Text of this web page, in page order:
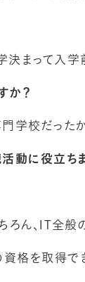
まって入学
か？
学校だった
動に役立ち
ろん、IT全
格を取得でき